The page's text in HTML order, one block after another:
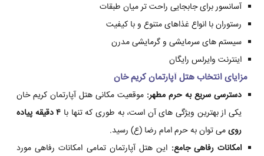
آسانسور برای جابجایی راحت تر میان طبقات
رستوران با انواع غذاهای متنوع و با کیفیت
سیستم های سرمایشی و گرمایشی مدرن
اینترنت وایرلس رایگان
مزایای انتخاب هتل آپارتمان کریم خان
دسترسی سریع به حرم مطهر: موقعیت مکانی هتل آپارتمان کریم خان
یکی از بهترین ویژگی های آن است، به طوری که تنها با
۴ دقیقه پیاده
رویمی توان به حرم امام رضا (ع) رسید.
امکانات رفاهی جامع: این هتل آپارتمان تمامی امکانات رفاهی مورد